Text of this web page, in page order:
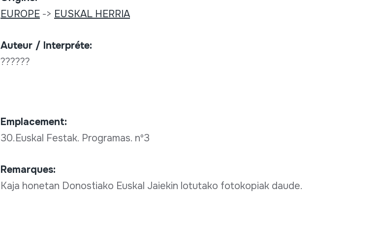
EUROPE-> EUSKAL HERRIA
Auteur / Interpréte:
??????
Emplacement:
30.Euskal Festak. Programas. nº3
Remarques:
Kaja honetan Donostiako Euskal Jaiekin lotutako fotokopiak daude.